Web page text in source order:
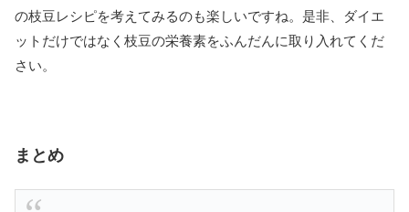
の枝豆レシピを考えてみるのも楽しいですね。是非、ダイエ
ットだけではなく枝豆の栄養素をふんだんに取り入れてくだ
さい。
まとめ